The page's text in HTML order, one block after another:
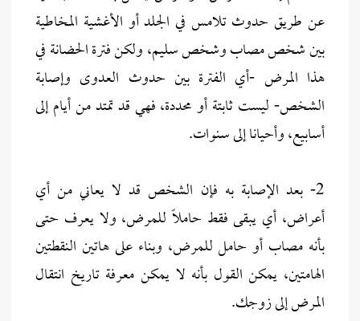
عن طريق حدوث تلامس في الجلد أو الأغشية المخاطية
بين شخص مصاب وشخص سليم، ولكن فترة الحضانة في
هذا المرض -أي الفترة بين حدوث العدوى وإصابة
الشخص- ليست ثابتة أو محددة، فهي قد تمتد من أيام إلى
أسابيع، وأحيانا إلى سنوات.
2- بعد الإصابة به فإن الشخص قد لا يعاني من أي
أعراض، أي يبقى فقط حاملاً للمرض، ولا يعرف حتى
بأنه مصاب أو حامل للمرض، وبناء على هاتين النقطتين
الهامتين، يمكن القول بأنه لا يمكن معرفة تاريخ انتقال
المرض إلى زوجك.